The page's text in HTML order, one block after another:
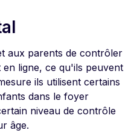
aux parents de contrôler
ligne, ce qu'ils peuvent
ils utilisent certains
dans le foyer
niveau de contrôle
âge.